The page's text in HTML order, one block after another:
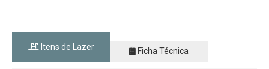
Itens de Lazer Ficha Técnica